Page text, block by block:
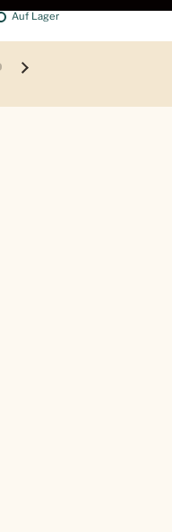
Auf Lager
Nächste Folie